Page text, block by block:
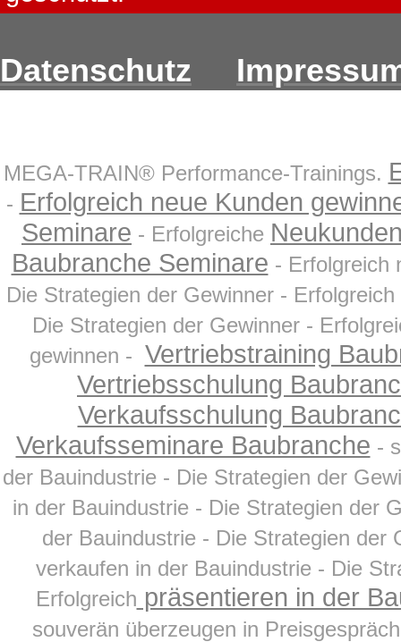
Datenschutz
MEGA-TRAIN® Performance-Trainings.
- Erfolgreich neue Kunden
Seminare - Erfolgreiche
Baubranche Seminare - Erfolgreich
Die Strategien der Gewinner -
Die Strategien der Gewinner -
gewinnen - Vertriebstraining
Vertriebsschulung
Verkaufsschulung
Verkaufsseminare Baubranche -
der Bauindustrie - Die Strategien der
in der Bauindustrie - Die Strategien der
der Bauindustrie - Die Strategien
verkaufen in der Bauindustrie - Die
Erfolgreich präsentieren in der
souverän überzeugen in